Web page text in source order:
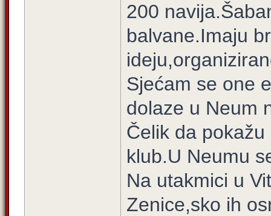
200
balvane.Imaju
Sjećam se one
dolaze u Neum
Čelik da
klub.U Neumu
Na utakmici u
Zenice,sko ih